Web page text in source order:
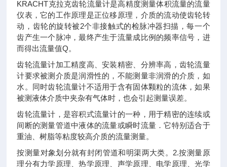
KRACHT克拉克齿轮流量计是高精度测量体积流量的流量
仪表，它的工作原理是正位移原理，介质的流动使齿轮转
动，齿轮的旋转被2个非接触式的检脉冲器扫描，每一个
齿产生一个脉冲，最终产生于流量成比例的频率信号，进
而得出流量值Q。
齿轮流量计加工精度高、安装精密、分辨率高，齿轮流量
计要求被测介质是润滑性的，不能测量非润滑的介质，如
水。同时齿轮流量计不适用于含有固体颗粒的流体，如果
被测液体介质中夹杂有气体时，也会引起测量误差。
齿轮流量计，是容积式流量计的一种，用于精密的连续或
间断的测量管道中液体的流量或瞬时流量．它特别适合于
重油、树脂等粘度较高介质的流量测量。
按测量对象划分就有封闭管道和明渠两大类。2.按测量原
理分有力学原理、热学原理、声学原理、电学原理、光学